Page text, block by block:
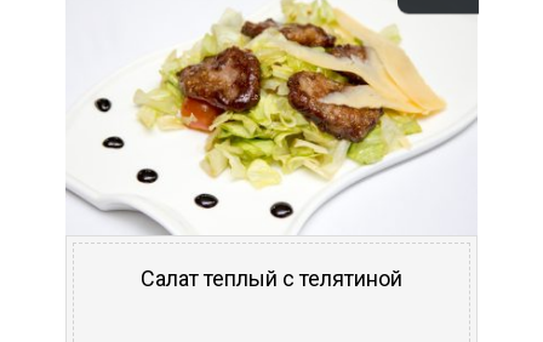
Салат теплый с телятиной